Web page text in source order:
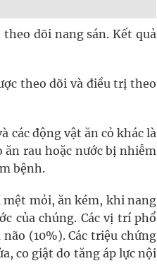
dõi nang sán. Kết quả
theo dõi và điều trị theo
các động vật ăn cỏ khác là
rau hoặc nước bị nhiễm
bệnh.
mệt mỏi, ăn kém, khi nang
của chúng. Các vị trí phổ
(10%). Các triệu chứng
co giật do tăng áp lực nội